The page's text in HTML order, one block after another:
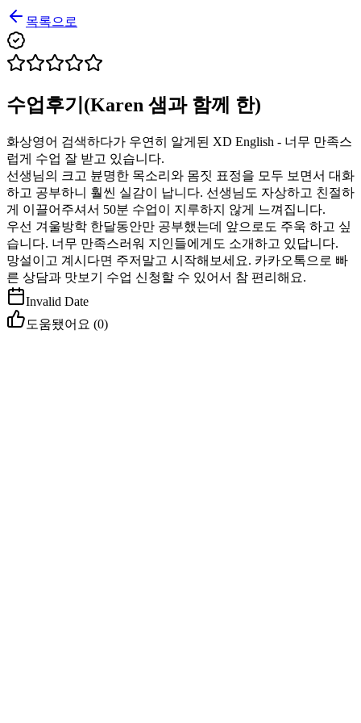
목록으로
수업후기(Karen 샘과 함께 한)
화상영어 검색하다가 우연히 알게된 XD English - 너무 만족스
럽게 수업 잘 받고 있습니다.
선생님의 크고 뷴명한 목소리와 몸짓 표정을 모두 보면서 대화
하고 공부하니 훨씬 실감이 납니다. 선생님도 자상하고 친절하
게 이끌어주셔서 50분 수업이 지루하지 않게 느껴집니다.
우선 겨울방학 한달동안만 공부했는데 앞으로도 주욱 하고 싶
습니다. 너무 만족스러워 지인들에게도 소개하고 있답니다.
망설이고 계시다면 주저말고 시작해보세요. 카카오톡으로 빠
른 상담과 맛보기 수업 신청할 수 있어서 참 편리해요.
Invalid Date
도움됐어요 (0)